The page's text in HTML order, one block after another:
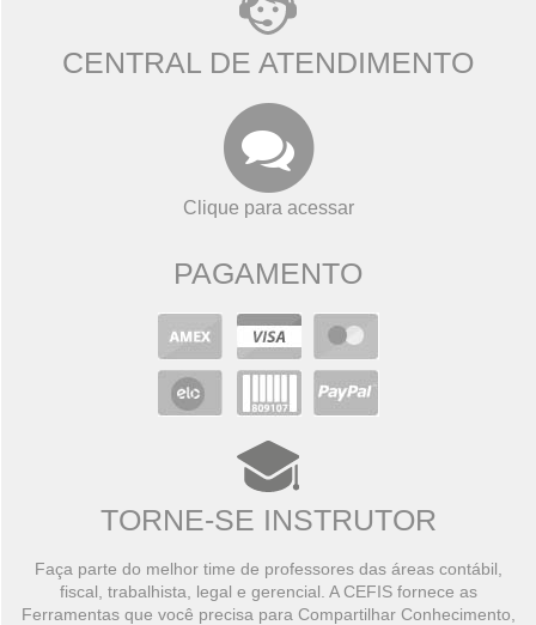
CENTRAL DE ATENDIMENTO
Clique para acessar
PAGAMENTO
TORNE-SE INSTRUTOR
Faça parte do melhor time de professores das áreas contábil,
fiscal, trabalhista, legal e gerencial. A CEFIS fornece as
Ferramentas que você precisa para Compartilhar Conhecimento,